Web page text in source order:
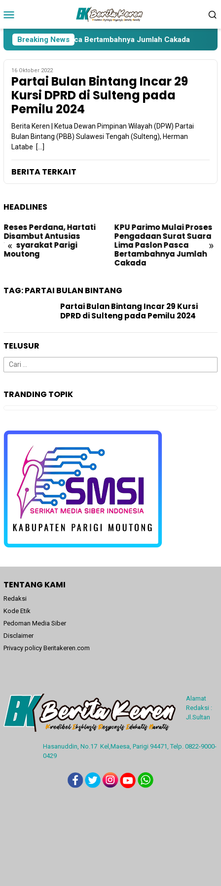
ke
Mobile
Breaking News
Lima Paslon Pasca Bertambahnya Jumlah Cakada
16 Oktober 2022
Partai Bulan Bintang Incar 29
Kursi DPRD di Sulteng pada
Pemilu 2024
Berita Keren | Ketua Dewan Pimpinan Wilayah (DPW) Partai
Bulan Bintang (PBB) Sulawesi Tengah (Sulteng), Herman
Latabe […]
BERITA TERKAIT
HEADLINES
« »
Reses Perdana, Hartati
Disambut Antusias
Masyarakat Parigi
Moutong
KPU Parimo Mulai Proses
Pengadaan Surat Suara
Lima Paslon Pasca
Bertambahnya Jumlah
Cakada
TAG:PARTAI BULAN BINTANG
Partai Bulan Bintang Incar 29 Kursi
DPRD di Sulteng pada Pemilu 2024
TELUSUR
Cari
untuk:
TRANDING TOPIK
TENTANG KAMI
Redaksi
Kode Etik
Pedoman Media Siber
Disclaimer
Privacy policy Beritakeren.com
Alamat
Redaksi :
Jl.Sultan
Hasanuddin, No.17 Kel,Maesa, Parigi 94471, Telp. 0822-9000-
0429